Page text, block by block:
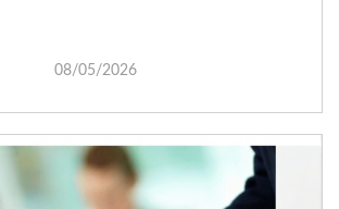
08/05/2026